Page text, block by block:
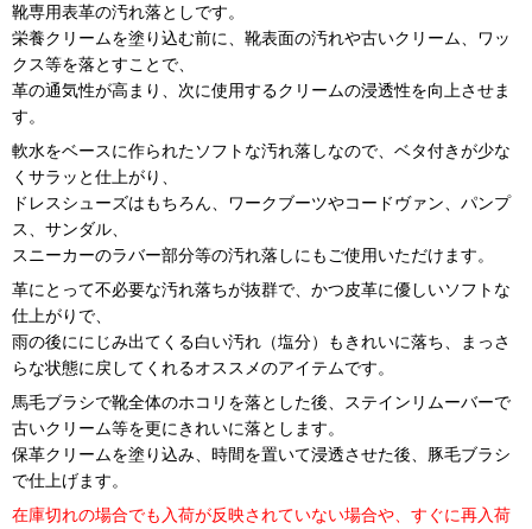
靴専用表革の汚れ落としです。
栄養クリームを塗り込む前に、靴表面の汚れや古いクリーム、ワッ
クス等を落とすことで、
革の通気性が高まり、次に使用するクリームの浸透性を向上させま
す。
軟水をベースに作られたソフトな汚れ落しなので、ベタ付きが少な
くサラッと仕上がり、
ドレスシューズはもちろん、ワークブーツやコードヴァン、パンプ
ス、サンダル、
スニーカーのラバー部分等の汚れ落しにもご使用いただけます。
革にとって不必要な汚れ落ちが抜群で、かつ皮革に優しいソフトな
仕上がりで、
雨の後ににじみ出てくる白い汚れ（塩分）もきれいに落ち、まっさ
らな状態に戻してくれるオススメのアイテムです。
馬毛ブラシで靴全体のホコリを落とした後、ステインリムーバーで
古いクリーム等を更にきれいに落とします。
保革クリームを塗り込み、時間を置いて浸透させた後、豚毛ブラシ
で仕上げます。
在庫切れの場合でも入荷が反映されていない場合や、すぐに再入荷